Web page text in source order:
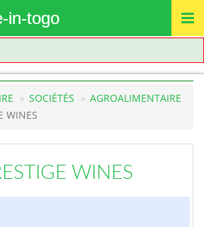
in-togo
SOCIÉTÉS
AGROALIMENTAIRE
WINES
WINES